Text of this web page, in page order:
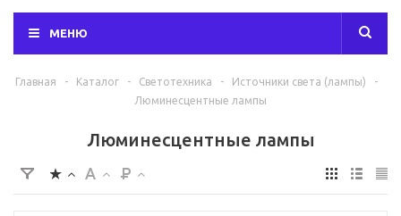
МЕНЮ
Главная - Каталог - Светотехника - Источники света (лампы)
-
Люминесцентные лампы
Люминесцентные лампы